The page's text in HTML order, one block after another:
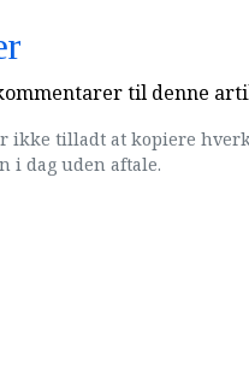
til denne
er ikke tilladt at kopiere
i dag uden aftale.